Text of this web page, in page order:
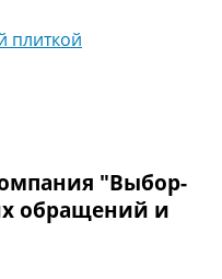
плиткой
"Выбор-
обращений и